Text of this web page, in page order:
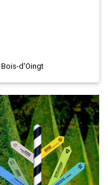
d'Oingt